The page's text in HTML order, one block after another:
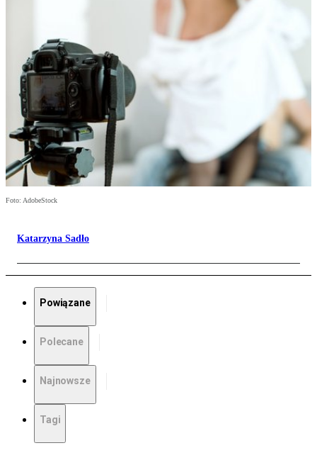
Foto: AdobeStock
Katarzyna Sadło
Powiązane
Polecane
Najnowsze
Tagi